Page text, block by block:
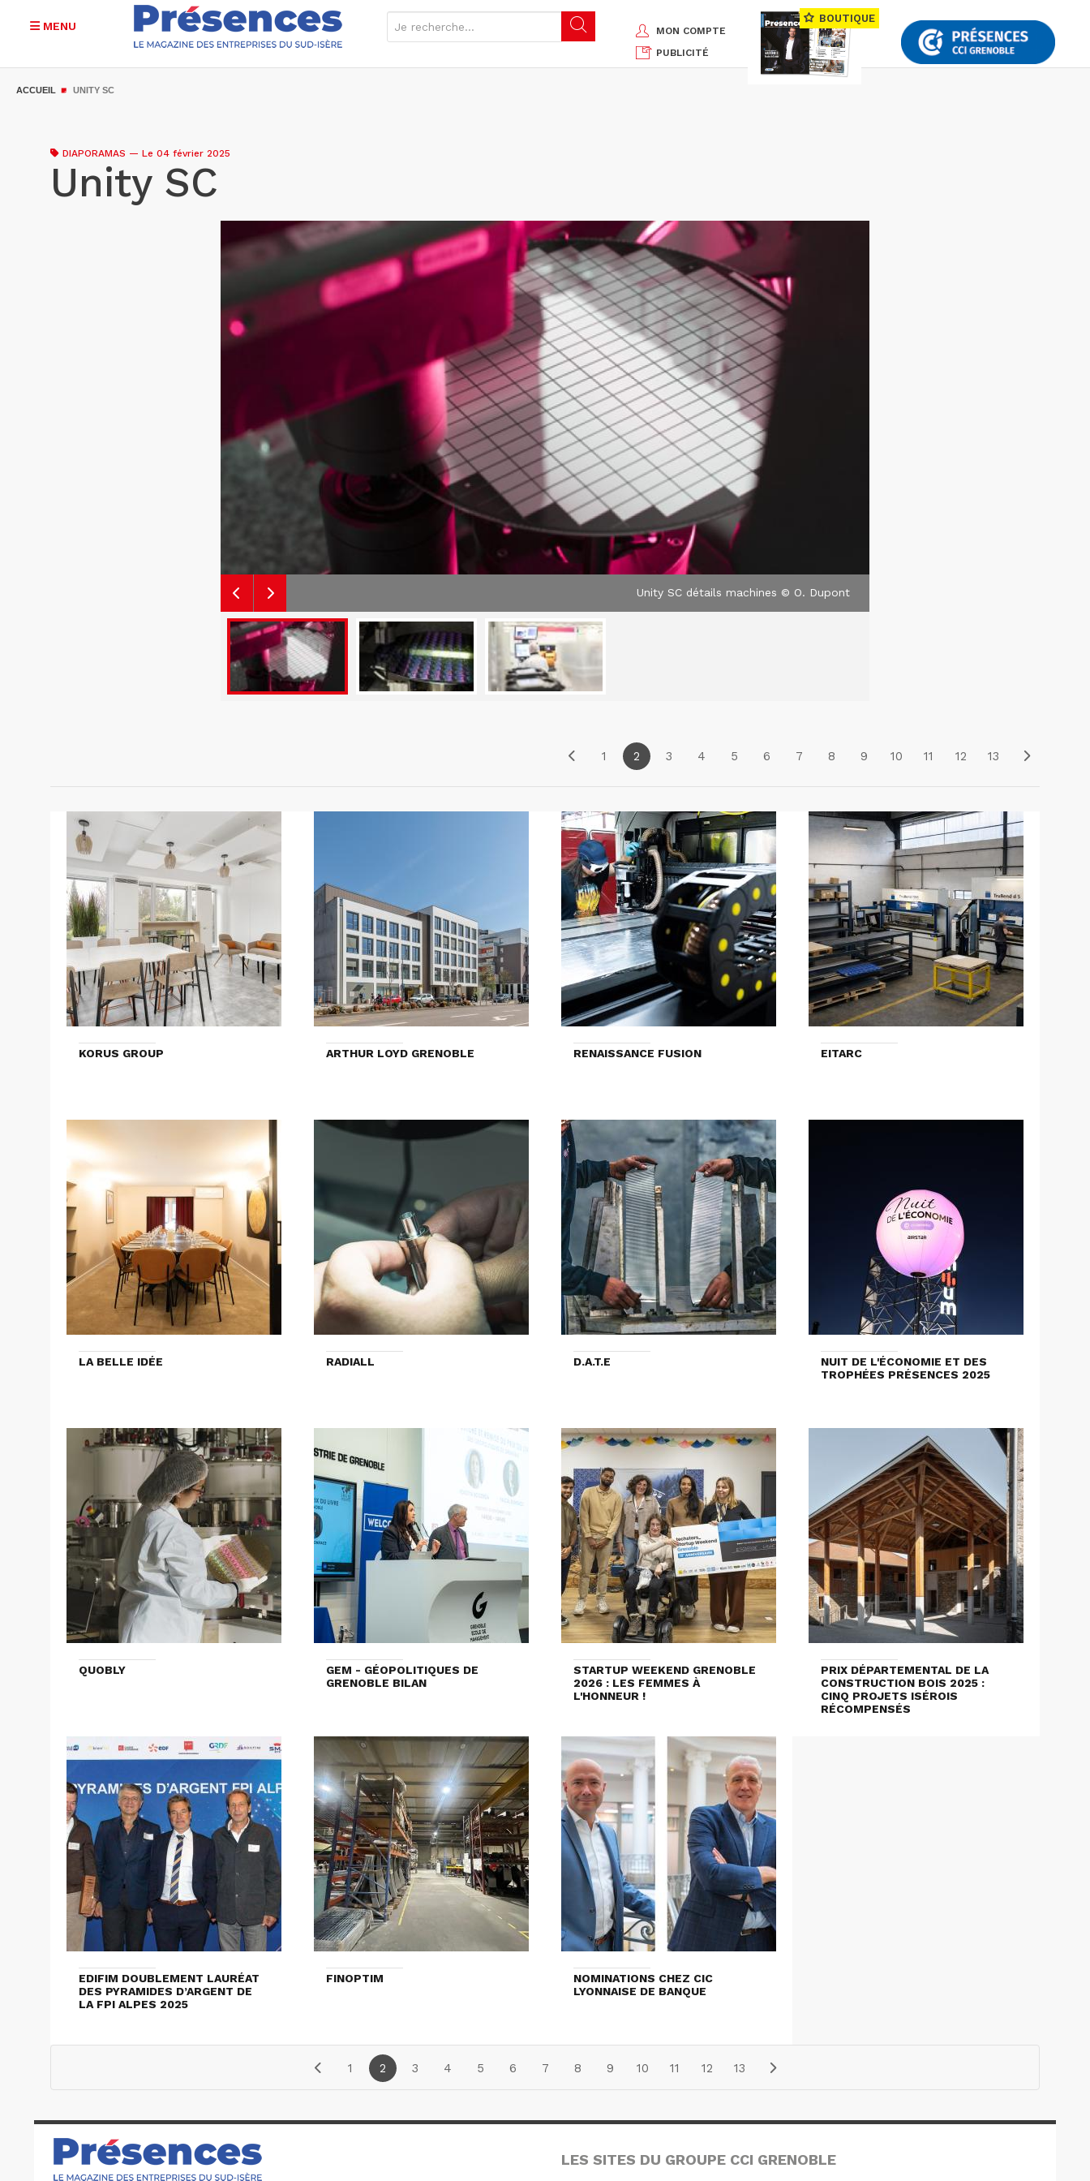
MENU
MON COMPTE
PUBLICITÉ
BOUTIQUE
ACCUEIL UNITY SC
DIAPORAMAS — Le 04 février 2025
Unity SC
Unity SC détails machines © O. Dupont
1 2 3 4 5 6 7 8 9 10 11 12 13
KORUS GROUP ARTHUR LOYD GRENOBLE RENAISSANCE FUSION EITARC
LA BELLE IDÉE RADIALL D.A.T.E
NUIT DE L'ÉCONOMIE ET DES
TROPHÉES PRÉSENCES 2025
QUOBLY
GEM - GÉOPOLITIQUES DE
GRENOBLE BILAN
STARTUP WEEKEND GRENOBLE
2026 : LES FEMMES À
L'HONNEUR !
PRIX DÉPARTEMENTAL DE LA
CONSTRUCTION BOIS 2025 :
CINQ PROJETS ISÉROIS
RÉCOMPENSÉS
EDIFIM DOUBLEMENT LAURÉAT
DES PYRAMIDES D’ARGENT DE
LA FPI ALPES 2025
FINOPTIM
NOMINATIONS CHEZ CIC
LYONNAISE DE BANQUE
1 2 3 4 5 6 7 8 9 10 11 12 13
LES SITES DU GROUPE CCI GRENOBLE